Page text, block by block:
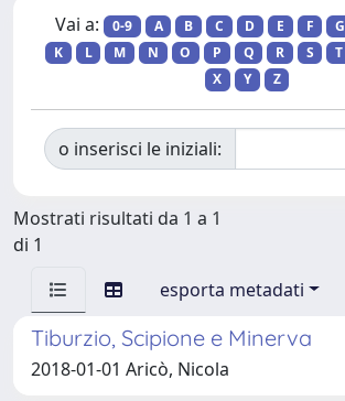
Vai a: 0-9 A B C D E F G
K
L M N O P Q R S T
X
Y Z
o inserisci le iniziali:
Mostrati risultati da 1 a 1
di 1
esporta metadati
Tiburzio, Scipione e Minerva
2018-01-01 Aricò, Nicola